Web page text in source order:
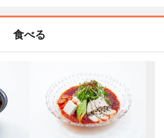
食べる